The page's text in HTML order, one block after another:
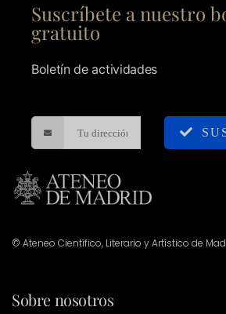
Suscríbete a nuestro
gratuito
Boletín de actividades
© Ateneo Científico, Literario y Artístico de
Sobre nosotros